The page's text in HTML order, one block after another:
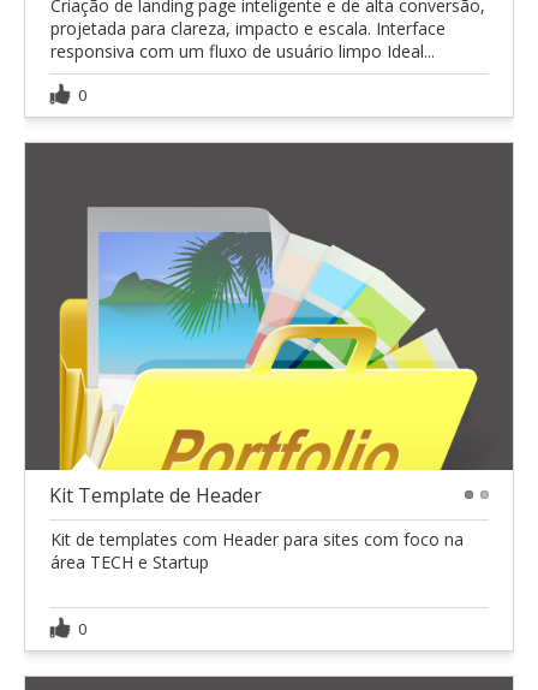
Criação de landing page inteligente e de alta conversão,
projetada para clareza, impacto e escala. Interface
responsiva com um fluxo de usuário limpo Ideal...
0
Kit Template de Header
Kit de templates com Header para sites com foco na
área TECH e Startup
0